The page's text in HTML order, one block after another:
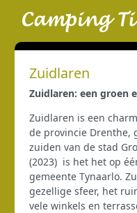
Zuidlaren
Zuidlaren: een groen
Zuidlaren is een
de provincie Drenthe,
zuiden van de stad
(2023) is het het op
gemeente Tynaarlo.
gezellige sfeer, het
vele winkels en